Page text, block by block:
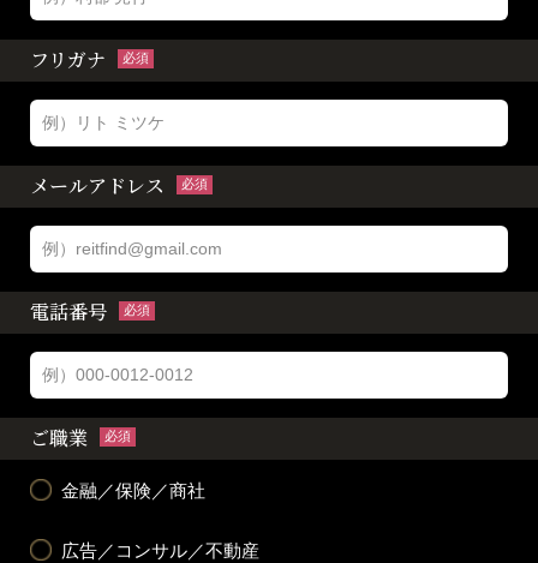
フリガナ 必須
メールアドレス 必須
電話番号 必須
ご職業 必須
金融／保険／商社
広告／コンサル／不動産